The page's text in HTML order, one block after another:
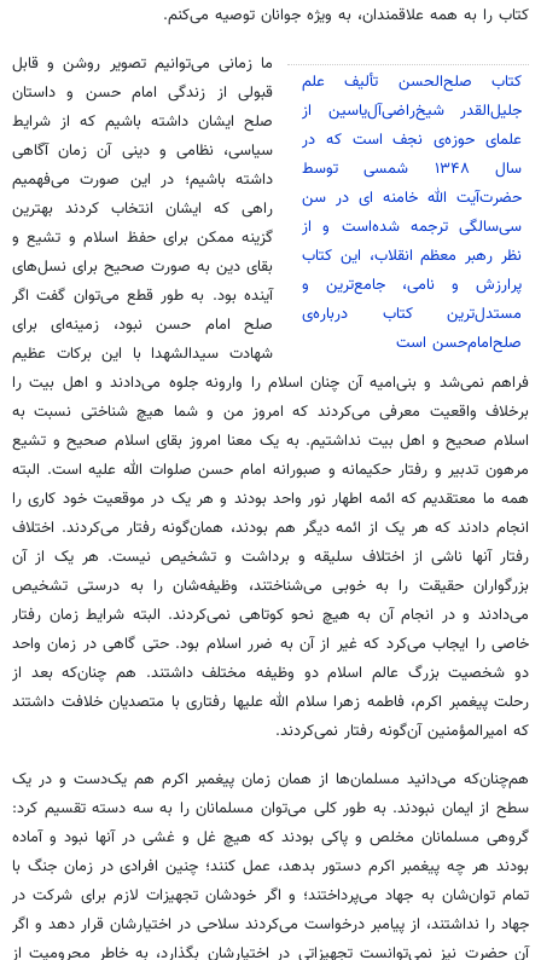
کتاب را به همه علاقمندان، به ویژه جوانان توصیه می‌کنم.
کتاب صلح‌الحسن تألیف علم
جلیل‌القدر شیخ‌راضی‌آل‌یاسین از
علمای حوزه‌ی نجف است که در
سال ۱۳۴۸ شمسی توسط
حضرت‌آیت الله خامنه ای در سن
سی‌سالگی ترجمه شده‌است و از
نظر رهبر معظم انقلاب، این کتاب
پرارزش و نامی، جامع‌ترین و
مستدل‌ترین کتاب درباره‌ی
صلح‌امام‌حسن است
ما زمانی می‌توانیم تصویر روشن و قابل
قبولی از زندگی امام حسن و داستان
صلح ایشان داشته باشیم که از شرایط
سیاسی، نظامی و دینی آن زمان آگاهی
داشته باشیم؛ در این صورت می‌فهمیم
راهی که ایشان انتخاب کردند بهترین
گزینه ممکن برای حفظ اسلام و تشیع و
بقای دین به صورت صحیح برای نسل‌های
آینده بود. به طور قطع می‌توان گفت اگر
صلح امام حسن نبود، زمینه‌ای برای
شهادت سیدالشهدا با این برکات عظیم
فراهم نمی‌شد و بنی‌امیه آن چنان اسلام را وارونه جلوه می‌دادند و اهل بیت را
برخلاف واقعیت معرفی می‌کردند که امروز من و شما هیچ شناختی نسبت به
اسلام صحیح و اهل بیت نداشتیم. به یک معنا امروز بقای اسلام صحیح و تشیع
مرهون تدبیر و رفتار حکیمانه و صبورانه امام حسن صلوات الله علیه است. البته
همه ما معتقدیم که ائمه اطهار نور واحد بودند و هر یک در موقعیت خود کاری را
انجام دادند که هر یک از ائمه دیگر هم بودند، همان‌گونه رفتار می‌کردند. اختلاف
رفتار آنها ناشی از اختلاف سلیقه و برداشت و تشخیص نیست. هر یک از آن
بزرگواران حقیقت را به خوبی می‌شناختند، وظیفه‌شان را به درستی تشخیص
می‌دادند و در انجام آن به هیچ نحو کوتاهی نمی‌کردند. البته شرایط زمان رفتار
خاصی را ایجاب می‌کرد که غیر از آن به ضرر اسلام بود. حتی گاهی در زمان واحد
دو شخصیت بزرگ عالم اسلام دو وظیفه مختلف داشتند. هم چنان‌که بعد از
رحلت پیغمبر اکرم، فاطمه زهرا سلام الله علیها رفتاری با متصدیان خلافت داشتند
که امیرالمؤمنین آن‌گونه رفتار نمی‌کردند.
هم‌چنان‌که می‌دانید مسلمان‌ها از همان زمان پیغمبر اکرم هم یک‌دست و در یک
سطح از ایمان نبودند. به طور کلی می‌توان مسلمانان را به سه دسته تقسیم کرد:
گروهی مسلمانان مخلص و پاکی بودند که هیچ غل و غشی در آنها نبود و آماده
بودند هر چه پیغمبر اکرم دستور بدهد، عمل کنند؛ چنین افرادی در زمان جنگ با
تمام توان‌شان به جهاد می‌پرداختند؛ و اگر خودشان تجهیزات لازم برای شرکت در
جهاد را نداشتند، از پیامبر درخواست می‌کردند سلاحی در اختیارشان قرار دهد و اگر
آن حضرت نیز نمی‌توانست تجهیزاتی در اختیارشان بگذارد، به خاطر محرومیت از